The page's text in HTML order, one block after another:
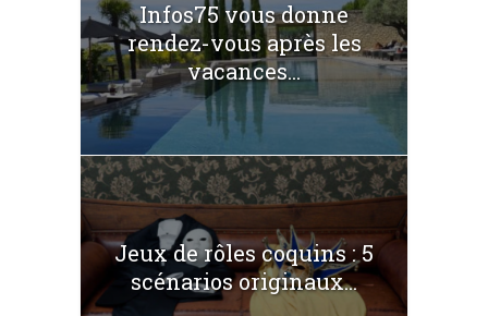
Infos75 vous donne
rendez-vous après les
vacances...
Jeux de rôles coquins : 5
scénarios originaux...